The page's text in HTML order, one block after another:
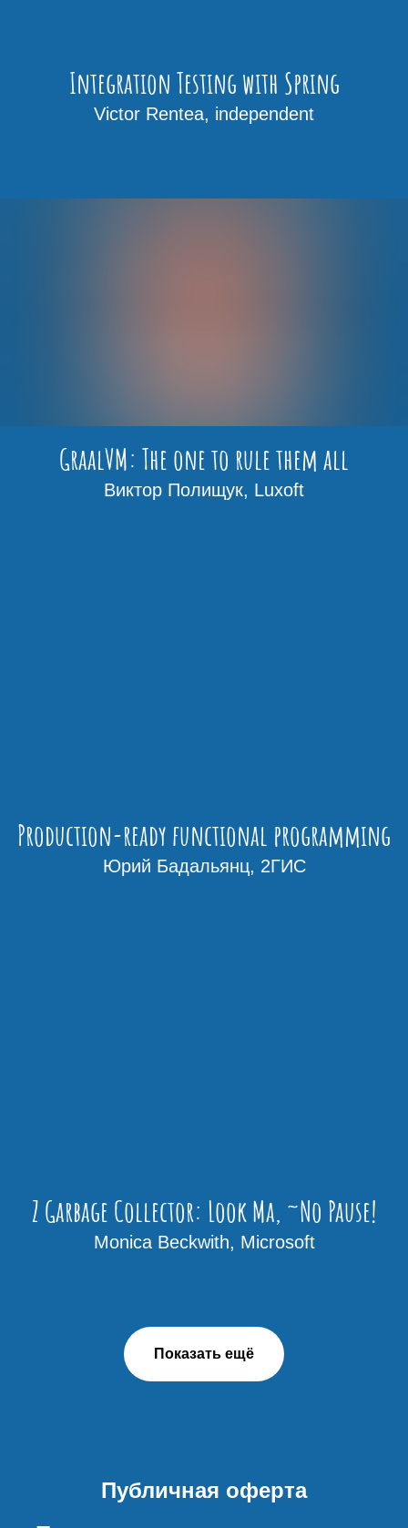
Integration Testing with Spring
Victor Rentea, independent
GraalVM: The one to rule them all
Виктор Полищук, Luxoft
Production-ready functional programming
Юрий Бадальянц, 2ГИС
Z Garbage Collector: Look Ma, ~No Pause!
Monica Beckwith, Microsoft
Показать ещё
Публичная оферта